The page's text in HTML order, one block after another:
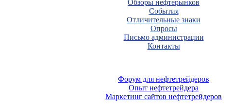
Обзоры нефтерынков
События
Отличительные знаки
Опросы
Письмо администрации
Контакты
Форум для нефтетрейдеров
Опыт нефтетрейдера
Маркетинг сайтов нефтетрейдеров